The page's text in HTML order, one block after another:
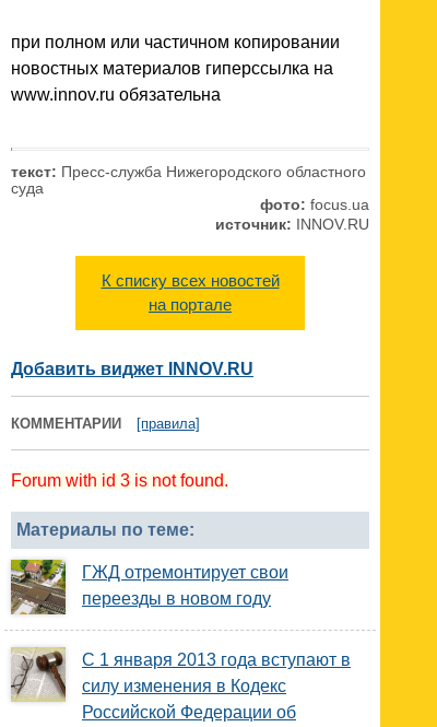
при полном или частичном копировании
новостных материалов гиперссылка на
www.innov.ru обязательна
текст: Пресс-служба Нижегородского областного
суда
фото: focus.ua
источник: INNOV.RU
К списку всех новостей
на портале
Добавить виджет INNOV.RU
КОММЕНТАРИИ [правила]
Forum with id 3 is not found.
Материалы по теме:
ГЖД отремонтирует свои
переезды в новом году
С 1 января 2013 года вступают в
силу изменения в Кодекс
Российской Федерации об